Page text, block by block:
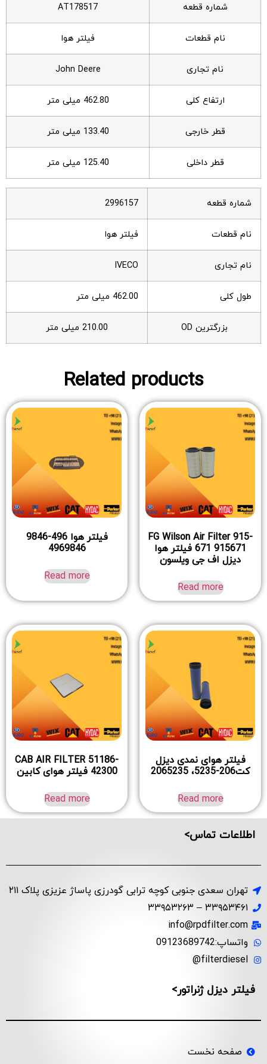
شماره قطعه AT178517
نام قطعات فیلتر هوا
نام تجاری John Deere
ارتفاع کلی 462.80 میلی متر
قطر خارجی 133.40 میلی متر
قطر داخلی 125.40 میلی متر
شماره قطعه 2996157
نام قطعات فیلتر هوا
نام تجاری IVECO
طول کلی 462.00 میلی متر
بزرگترین OD 210.00 میلی متر
Related products
FG Wilson Air Filter 915-
671 915671 فیلتر هوا
دیزل اف جی ویلسون
Read more
فیلتر هوا 496-9846
4969846
Read more
فیلتر هوای نمدی دیزل
کت206-5235، 2065235
Read more
CAB AIR FILTER 51186-
42300 فیلتر هوای کابین
Read more
اطلاعات تماس>
تهران سعدی جنوبی کوچه ترابی گودرزی پاساژ عزیزی پلاک ۲۱۱
۳۳۹۵۳۴۶۱ – ۳۳۹۵۳۲۶۳
info@rpdfilter.com
واتساپ:09123689742
filterdiesel@
فیلتر دیزل ژنراتور>
صفحه نخست